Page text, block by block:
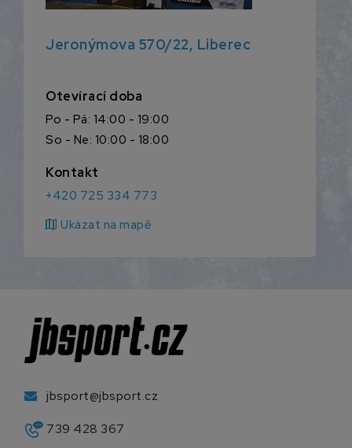
Jeronýmova 570/22, Liberec
Otevírací doba
Po - Pá: 14:00 - 19:00
So - Ne: 10:00 - 18:00
Kontakt
+420 725 334 773
map Ukázat na mapě
jbsport@jbsport.cz
739 428 367